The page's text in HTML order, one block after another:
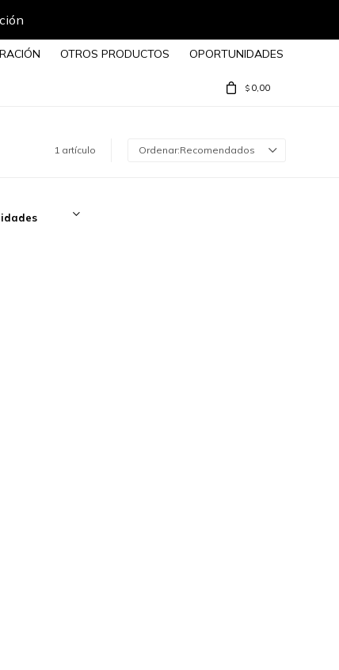
OTROS PRODUCTOS OPORTUNIDADES
$ 0,00
1 artículo Recomendados